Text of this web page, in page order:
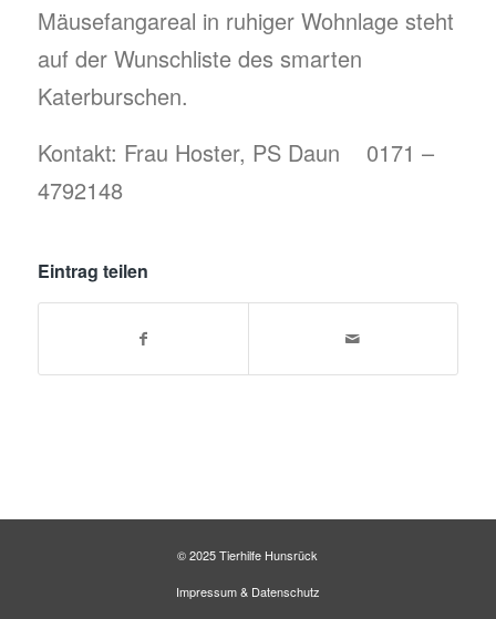
Mäusefangareal in ruhiger Wohnlage steht
auf der Wunschliste des smarten
Katerburschen.
Kontakt: Frau Hoster, PS Daun 0171 –
4792148
Eintrag teilen
© 2025 Tierhilfe Hunsrück
Impressum& Datenschutz